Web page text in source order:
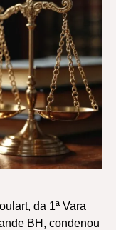
da 1ª Vara
BH, condenou